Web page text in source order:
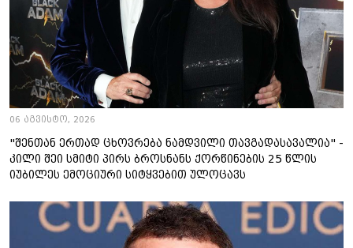
06 აგვისტო, 2026
"შენთან ერთად ცხოვრება ნამდვილი თავგადასავალია" -
კილი შეი სმიტი პირს ბროსნანს ქორწინების 25 წლის
იუბილეს ემოციური სიტყვებით ულოცავს